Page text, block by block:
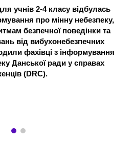
учнів 2-4 класу відбулась
про мінну небезпеку,
безпечної поведінки та
від вибухонебезпечних
фахівці з інформування
Данської ради у справах
(DRC).